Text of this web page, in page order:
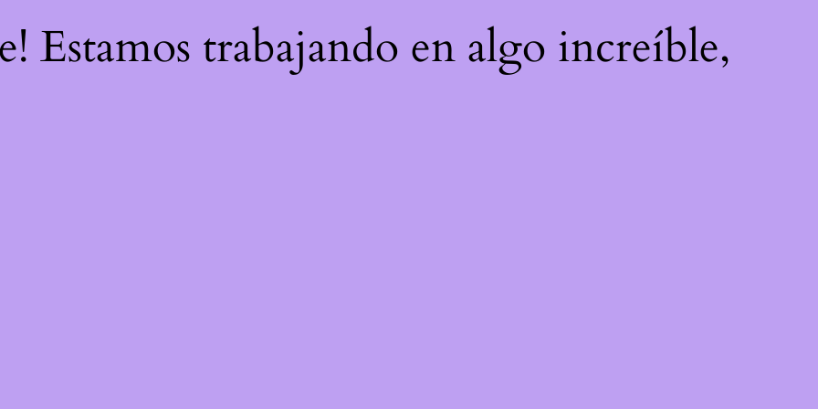
Estamos trabajando en algo increíble,